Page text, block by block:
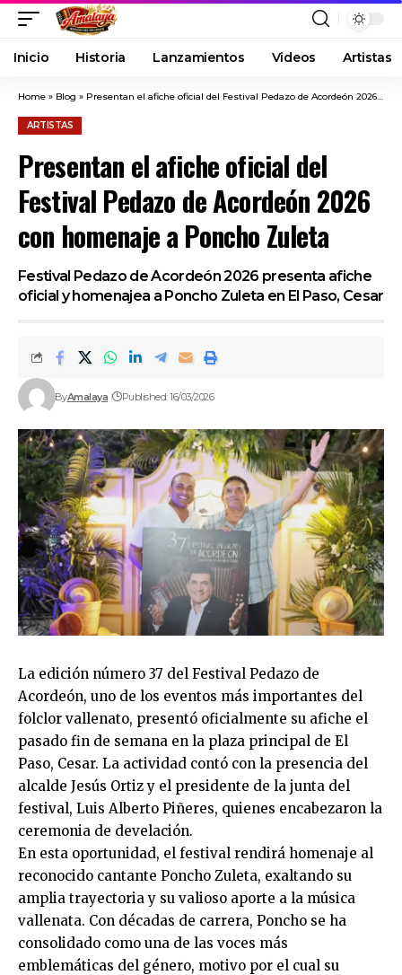
Inicio Historia Lanzamientos Videos Artistas
Home » Blog » Presentan el afiche oficial del Festival Pedazo de Acordeón 2026 con homenaje a Poncho Zuleta
ARTISTAS
Presentan el afiche oficial del
Festival Pedazo de Acordeón 2026
con homenaje a Poncho Zuleta
Festival Pedazo de Acordeón 2026 presenta afiche
oficial y homenajea a Poncho Zuleta en El Paso, Cesar
ByAmalaya Published: 16/03/2026
La edición número 37 del Festival Pedazo de
Acordeón, uno de los eventos más importantes del
folclor vallenato, presentó oficialmente su afiche el
pasado fin de semana en la plaza principal de El
Paso, Cesar. La actividad contó con la presencia del
alcalde Jesús Ortiz y el presidente de la junta del
festival, Luis Alberto Piñeres, quienes encabezaron la
ceremonia de develación.
En esta oportunidad, el festival rendirá homenaje al
reconocido cantante Poncho Zuleta, exaltando su
amplia trayectoria y su valioso aporte a la música
vallenata. Con décadas de carrera, Poncho se ha
consolidado como una de las voces más
emblemáticas del género, motivo por el cual su